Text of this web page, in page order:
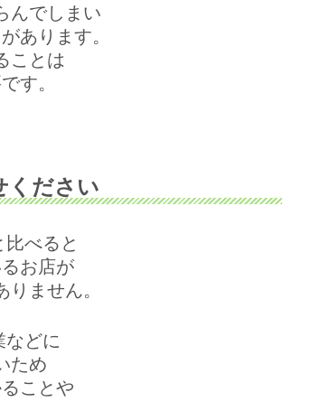
んでしまい
あります。
ことは
す。
ください
べると
お店が
ません。
どに
ため
ことや